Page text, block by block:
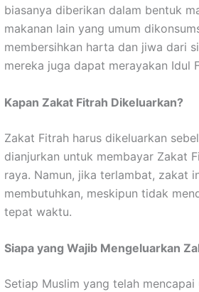
biasanya diberikan dalam bentuk
makanan lain yang umum
membersihkan harta dan jiwa dari
mereka juga dapat merayakan Idul
Kapan Zakat Fitrah Dikeluarkan?
Zakat Fitrah harus dikeluarkan
dianjurkan untuk membayar Zakat
raya. Namun, jika terlambat, zakat
membutuhkan, meskipun tidak
tepat waktu.
Siapa yang Wajib Mengeluarkan
Setiap Muslim yang telah